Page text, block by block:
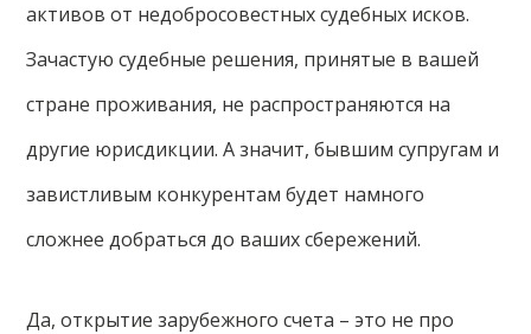
активов от недобросовестных судебных исков.
Зачастую судебные решения, принятые в вашей
стране проживания, не распространяются на
другие юрисдикции. А значит, бывшим супругам и
завистливым конкурентам будет намного
сложнее добраться до ваших сбережений.
Да, открытие зарубежного счета – это не про